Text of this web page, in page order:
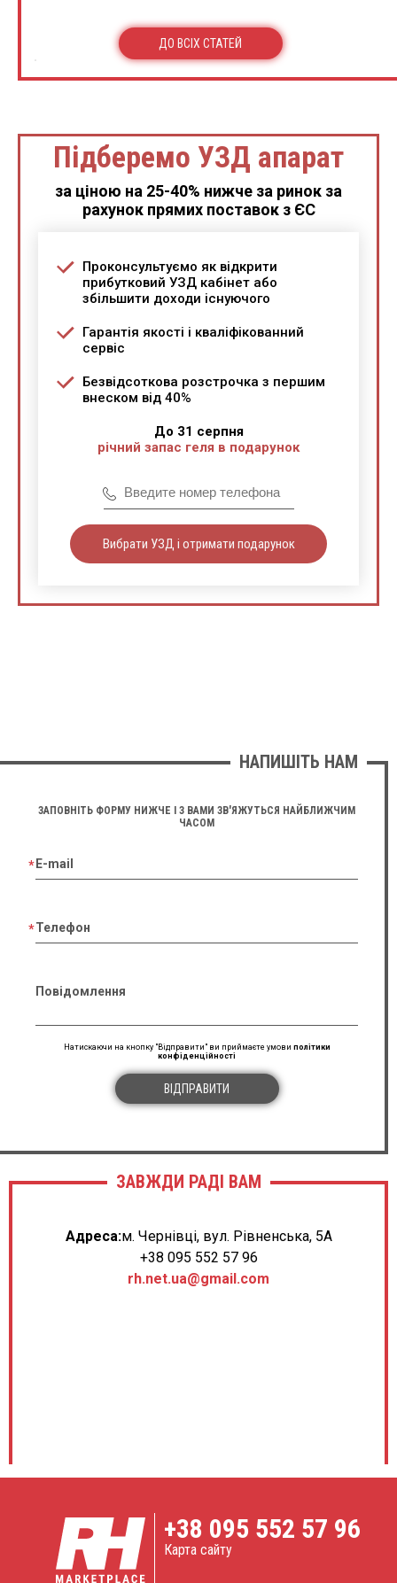
ДО ВСІХ СТАТЕЙ
Підберемо УЗД апарат
за ціною на 25-40% нижче за ринок за
рахунок прямих поставок з ЄС
Проконсультуємо як відкрити
прибутковий УЗД кабінет або
збільшити доходи існуючого
Гарантія якості і кваліфікованний
сервіс
Безвідсоткова розстрочка з першим
внеском від 40%
До 31 серпня
річний запас геля в подарунок
Вибрати УЗД і отримати подарунок
НАПИШІТЬ НАМ
ЗАПОВНІТЬ ФОРМУ НИЖЧЕ І З ВАМИ ЗВ'ЯЖУТЬСЯ НАЙБЛИЖЧИМ
ЧАСОМ
E-mail
Телефон
Повідомлення
Натискаючи на кнопку "Відправити" ви приймаєте умови політики
конфіденційності
ВІДПРАВИТИ
ЗАВЖДИ РАДІ ВАМ
Адреса:м. Чернівці, вул. Рівненська, 5А
+38 095 552 57 96
rh.net.ua@gmail.com
+38 095 552 57 96
Карта сайту